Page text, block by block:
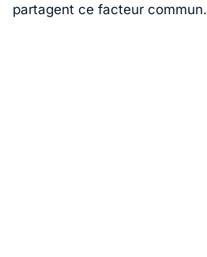
partagent ce facteur commun.